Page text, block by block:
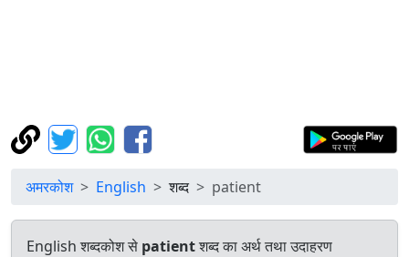
अमरकोश English शब्द patient
English शब्दकोश से patientशब्द का अर्थ तथा उदाहरण